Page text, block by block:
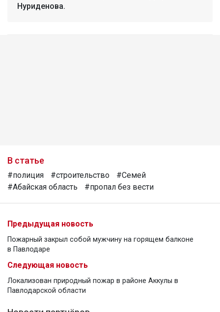
Нуриденова.
В статье
#полиция #строительство
#Семей
#Абайская область
#пропал без вести
Предыдущая новость
Пожарный закрыл собой мужчину на горящем балконе
в Павлодаре
Следующая новость
Локализован природный пожар в районе Аккулы в
Павлодарской области